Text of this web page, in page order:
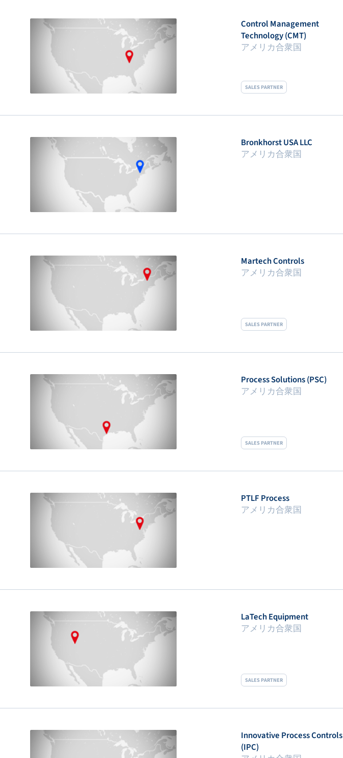
SALES PARTNER
Control Management
Technology (CMT)
アメリカ合衆国
Bronkhorst USA LLC
アメリカ合衆国
SALES PARTNER
Martech Controls
アメリカ合衆国
SALES PARTNER
Process Solutions (PSC)
アメリカ合衆国
PTLF Process
アメリカ合衆国
SALES PARTNER
LaTech Equipment
アメリカ合衆国
Innovative Process Controls
(IPC)